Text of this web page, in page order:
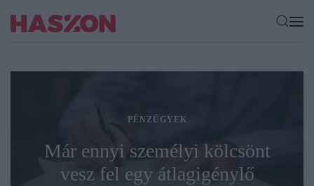
PÉNZÜGYEK
Már ennyi személyi kölcsönt
vesz fel egy átlagigénylő